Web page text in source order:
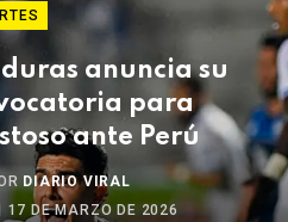
anuncia su
para
ante Perú
DIARIO VIRAL
17 DE MARZO DE 2026